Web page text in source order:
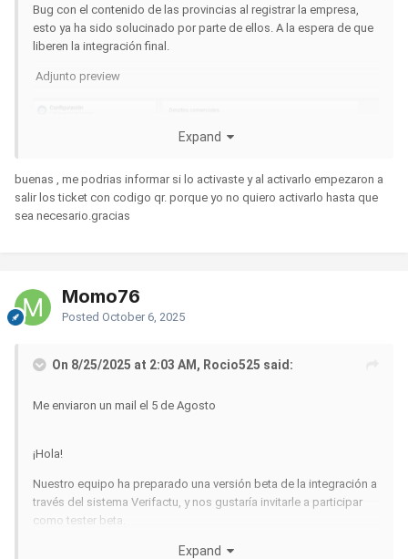
Bug con el contenido de las provincias al registrar la empresa,
esto ya ha sido solucinado por parte de ellos. A la espera de que
liberen la integración final.
Adjunto preview
Expand
buenas , me podrias informar si lo activaste y al activarlo empezaron a
salir los ticket con codigo qr. porque yo no quiero activarlo hasta que
sea necesario.gracias
Momo76
Posted October 6, 2025
On 8/25/2025 at 2:03 AM, Rocio525 said:
Me enviaron un mail el 5 de Agosto
¡Hola!
Nuestro equipo ha preparado una versión beta de la integración a
través del sistema Verifactu, y nos gustaría invitarle a participar
como tester beta.
Expand